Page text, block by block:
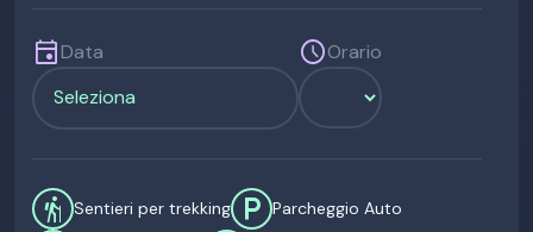
eventData scheduleOrario
hiking Sentieri per trekking local_parking Parcheggio Auto